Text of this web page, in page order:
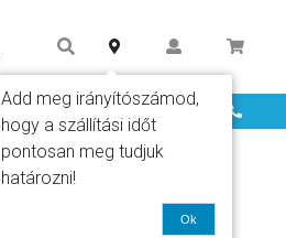
Info
Add meg irányítószámod,
hogy a szállítási időt
pontosan meg tudjuk
határozni!
Ok